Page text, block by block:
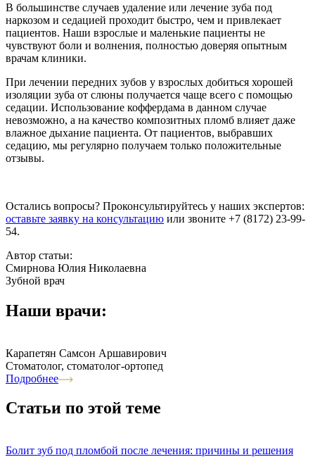
В большинстве случаев удаление или лечение зуба под
наркозом и седацией проходит быстро, чем и привлекает
пациентов. Наши взрослые и маленькие пациенты не
чувствуют боли и волнения, полностью доверяя опытным
врачам клиники.
При лечении передних зубов у взрослых добиться хорошей
изоляции зуба от слюны получается чаще всего с помощью
седации. Использование коффердама в данном случае
невозможно, а на качество композитных пломб влияет даже
влажное дыхание пациента. От пациентов, выбравших
седацию, мы регулярно получаем только положительные
отзывы.
Остались вопросы? Проконсультируйтесь у наших экспертов:
оставьте заявку на консультацию или звоните +7 (8172) 23-99-
54.
Автор статьи:
Смирнова Юлия Николаевна
Зубной врач
Наши врачи:
Карапетян Самсон Аршавирович
Стоматолог, стоматолог-ортопед
Подробнее
Статьи по этой теме
Болит зуб под пломбой после лечения: причины и решения